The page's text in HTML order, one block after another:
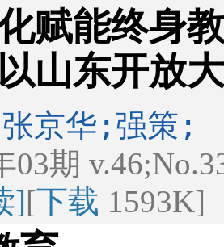
赋能终身
东开放
京华;强策;
03期
][下载 1593K]